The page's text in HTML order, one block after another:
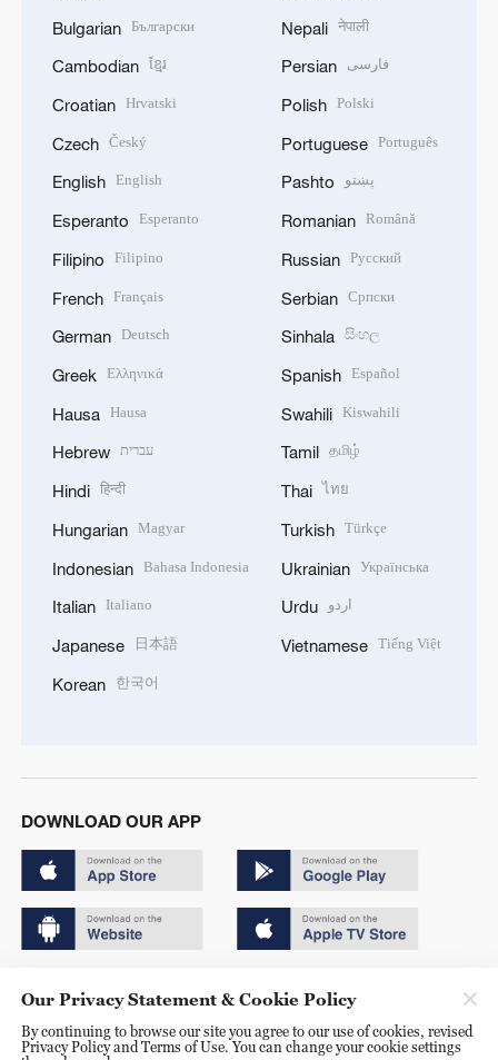
Bulgarian Български
Cambodian ខ្មែរ
Croatian Hrvatski
Czech Český
English English
Esperanto Esperanto
Filipino Filipino
French Français
German Deutsch
Greek Ελληνικά
Hausa Hausa
Hebrew עברית
Hindi हिन्दी
Hungarian Magyar
Indonesian Bahasa Indonesia
Italian Italiano
Japanese 日本語
Korean 한국어
Nepali नेपाली
Persian فارسی
Polish Polski
Portuguese Português
Pashto پښتو
Romanian Română
Russian Русский
Serbian Српски
Sinhala සිංහල
Spanish Español
Swahili Kiswahili
Tamil தமிழ்
Thai ไทย
Turkish Türkçe
Ukrainian Українська
Urdu اردو
Vietnamese Tiếng Việt
DOWNLOAD OUR APP
京ICP备20000184号
Our Privacy Statement & Cookie Policy
By continuing to browse our site you agree to our use of cookies, revised
Privacy Policy and Terms of Use. You can change your cookie settings